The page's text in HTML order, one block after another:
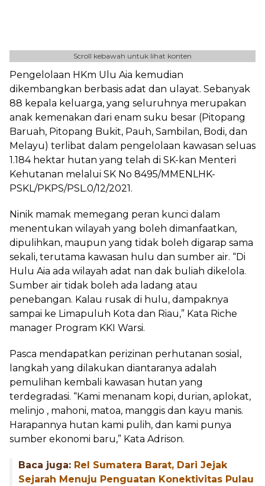
Scroll kebawah untuk lihat konten
Pengelolaan HKm Ulu Aia kemudian
dikembangkan berbasis adat dan ulayat. Sebanyak
88 kepala keluarga, yang seluruhnya merupakan
anak kemenakan dari enam suku besar (Pitopang
Baruah, Pitopang Bukit, Pauh, Sambilan, Bodi, dan
Melayu) terlibat dalam pengelolaan kawasan seluas
1.184 hektar hutan yang telah di SK-kan Menteri
Kehutanan melalui SK No 8495/MMENLHK-
PSKL/PKPS/PSL.0/12/2021.
Ninik mamak memegang peran kunci dalam
menentukan wilayah yang boleh dimanfaatkan,
dipulihkan, maupun yang tidak boleh digarap sama
sekali, terutama kawasan hulu dan sumber air. “Di
Hulu Aia ada wilayah adat nan dak buliah dikelola.
Sumber air tidak boleh ada ladang atau
penebangan. Kalau rusak di hulu, dampaknya
sampai ke Limapuluh Kota dan Riau,” Kata Riche
manager Program KKI Warsi.
Pasca mendapatkan perizinan perhutanan sosial,
langkah yang dilakukan diantaranya adalah
pemulihan kembali kawasan hutan yang
terdegradasi. “Kami menanam kopi, durian, aplokat,
melinjo , mahoni, matoa, manggis dan kayu manis.
Harapannya hutan kami pulih, dan kami punya
sumber ekonomi baru,” Kata Adrison.
Baca juga: Rel Sumatera Barat, Dari Jejak
Sejarah Menuju Penguatan Konektivitas Pulau